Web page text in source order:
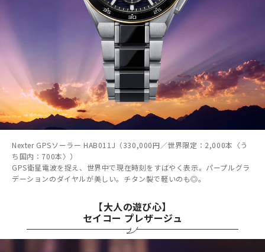
Nexter GPSソーラー HAB011J（330,000円／世界限定：2,000本〈う
ち国内：700本〉）
GPS衛星電波を捉え、世界中で現在時刻をすばやく表示。パープルグラ
デーションのダイヤルが美しい。チタン製で軽いのも◎。
【大人の遊び心】
セイコー プレザージュ